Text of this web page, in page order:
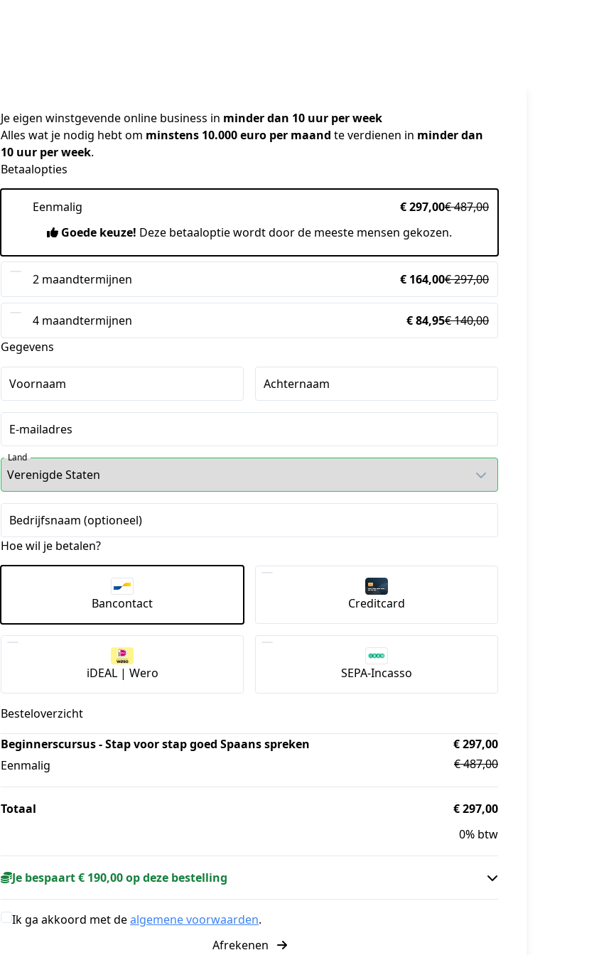
Je eigen winstgevende online business in minder dan 10 uur per week
Alles wat je nodig hebt om minstens 10.000 euro per maand te verdienen in minder dan
10 uur per week.
Betaalopties
Eenmalig € 297,00€ 487,00
Goede keuze! Deze betaaloptie wordt door de meeste mensen gekozen.
2 maandtermijnen € 164,00€ 297,00
4 maandtermijnen € 84,95€ 140,00
Gegevens
Voornaam Achternaam
E-mailadres
Land
Bedrijfsnaam (optioneel)
Hoe wil je betalen?
Bancontact Creditcard
iDEAL | Wero SEPA-Incasso
Besteloverzicht
Beginnerscursus - Stap voor stap goed Spaans spreken
Eenmalig
€ 297,00
€ 487,00
Totaal
€ 297,00
0% btw
Je bespaart € 190,00 op deze bestelling
Ik ga akkoord met dealgemene voorwaarden.
Afrekenen